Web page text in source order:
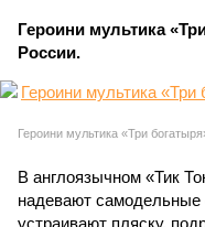
Героини мультика
России.
Героини мультика «Три
В англоязычном «Тик
надевают
устраивают пляску,